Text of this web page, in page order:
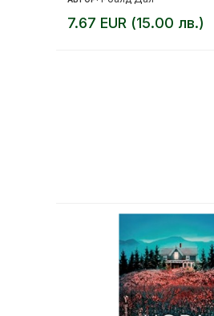
7.67 EUR (15.00 лв.)